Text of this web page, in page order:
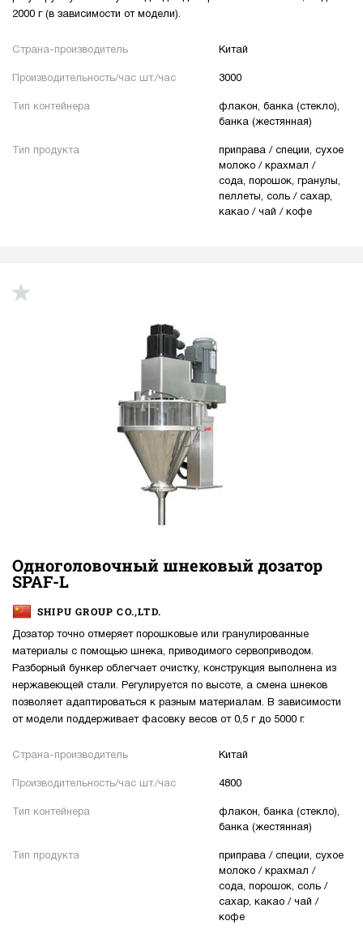
2000 г (в зависимости от модели).
Страна-производитель Китай
Производительность/час шт./час 3000
Тип контейнера
флакон, банка (стекло),
банка (жестянная)
Тип продукта
приправа / специи, сухое
молоко / крахмал /
сода, порошок, гранулы,
пеллеты, соль / сахар,
какао / чай / кофе
Одноголовочный шнековый дозатор
SPAF-L
SHIPU GROUP CO.,LTD.
Дозатор точно отмеряет порошковые или гранулированные
материалы с помощью шнека, приводимого сервоприводом.
Разборный бункер облегчает очистку, конструкция выполнена из
нержавеющей стали. Регулируется по высоте, а смена шнеков
позволяет адаптироваться к разным материалам. В зависимости
от модели поддерживает фасовку весов от 0,5 г до 5000 г.
Страна-производитель Китай
Производительность/час шт./час 4800
Тип контейнера
флакон, банка (стекло),
банка (жестянная)
Тип продукта
приправа / специи, сухое
молоко / крахмал /
сода, порошок, соль /
сахар, какао / чай /
кофе